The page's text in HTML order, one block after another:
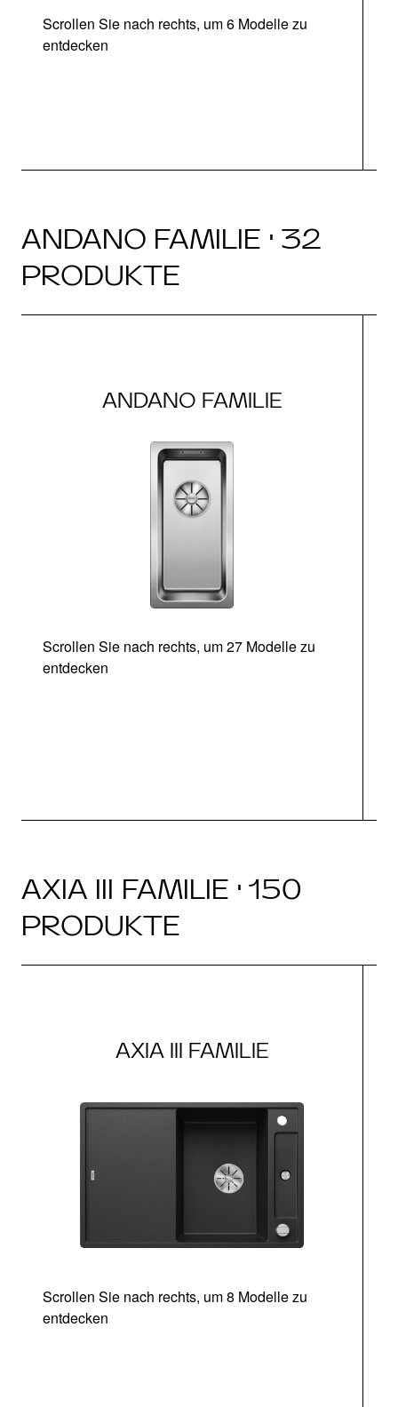
Scrollen Sie nach rechts, um 6 Modelle zu
entdecken
ANDANO FAMILIE · 32
PRODUKTE
ANDANO FAMILIE
Scrollen Sie nach rechts, um 27 Modelle zu
entdecken
AXIA III FAMILIE · 150
PRODUKTE
AXIA III FAMILIE
Scrollen Sie nach rechts, um 8 Modelle zu
entdecken